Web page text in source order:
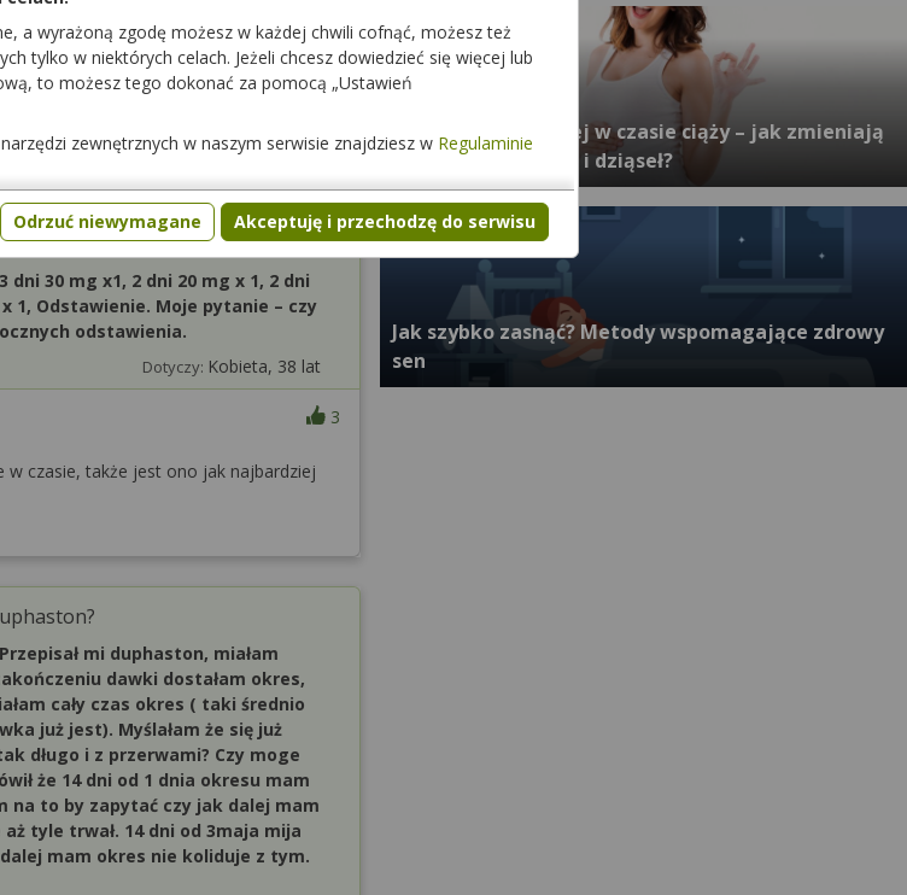
30 mg x1, 2 dni 20 mg x 1, 2 dni
1, Odstawienie. Moje pytanie – czy
odstawienia.
Dotyczy: Kobieta, 38 lat
3
w czasie, także jest ono jak najbardziej
mi duphaston, miałam
dawki dostałam okres,
cały czas okres ( taki średnio
już jest). Myślałam że się już
długo i z przerwami? Czy moge
że 14 dni od 1 dnia okresu mam
na to by zapytać czy jak dalej mam
tyle trwał. 14 dni od 3maja mija
mam okres nie koliduje z tym.
Higiena jamy ustnej w czasie ciąży – jak zmieniają
się potrzeby zębów i dziąseł?
Jak szybko zasnąć? Metody wspomagające zdrowy
sen
a wyrażoną zgodę możesz w każdej chwili cofnąć, możesz też
tylko w niektórych celach. Jeżeli chcesz dowiedzieć się więcej lub
to możesz tego dokonać za pomocą „Ustawień
zewnętrznych w naszym serwisie znajdziesz w Regulaminie
Odrzuć niewymagane Akceptuję i przechodzę do serwisu